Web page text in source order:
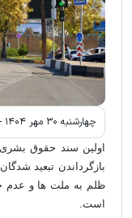
چهارشنبه ۳۰ مهر ۱۴۰۴ - ۱۵:۲۰
اولین سند حقوق
بازگرداندن تبعید
ظلم به ملت ها و عدم
است.